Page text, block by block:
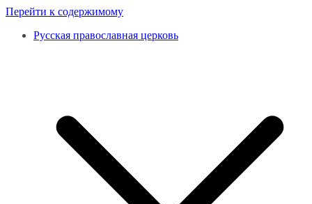
Перейти к содержимому
Русская православная церковь